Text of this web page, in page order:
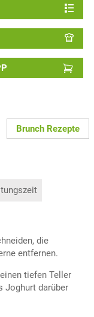
Brunch Rezepte
die
entfernen.
tiefen Teller
Joghurt darüber